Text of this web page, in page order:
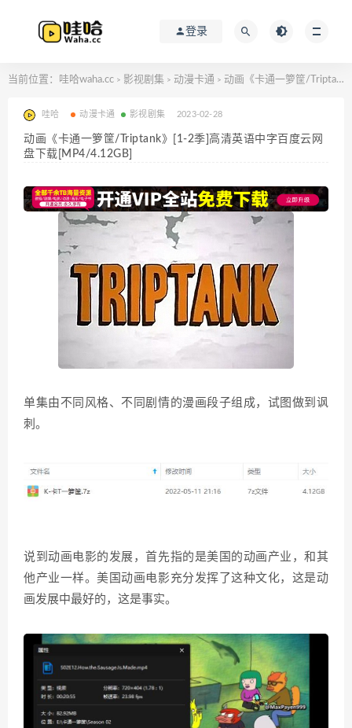
登录
当前位置： 哇哈waha.cc > 影视剧集 > 动漫卡通 > 动画《卡通一箩筐/Triptank》[1-2季]高清英语中字百度云网盘下载[MP4/4.12GB]
哇哈 动漫卡通 影视剧集 2023-02-28
动画《卡通一箩筐/Triptank》[1-2季]高清英语中字百度云网
盘下载[MP4/4.12GB]
单集由不同风格、不同剧情的漫画段子组成，试图做到讽
刺。
说到动画电影的发展，首先指的是美国的动画产业，和其
他产业一样。美国动画电影充分发挥了这种文化，这是动
画发展中最好的，这是事实。